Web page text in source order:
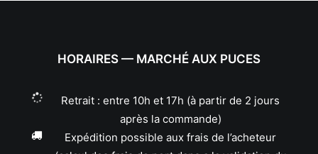
HORAIRES — MARCHÉ AUX PUCES
Retrait : entre 10h et 17h (à partir de 2 jours
après la commande)
Expédition possible aux frais de l’acheteur